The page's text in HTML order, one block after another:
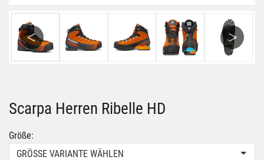
Previous Next
Scarpa Herren Ribelle HD
Größe:
GRÖSSE VARIANTE WÄHLEN